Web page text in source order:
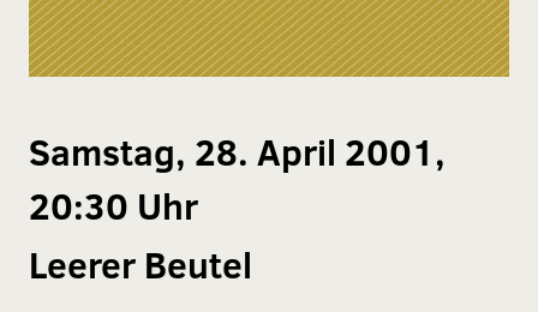
Samstag, 28. April 2001,
20:30 Uhr
Leerer Beutel